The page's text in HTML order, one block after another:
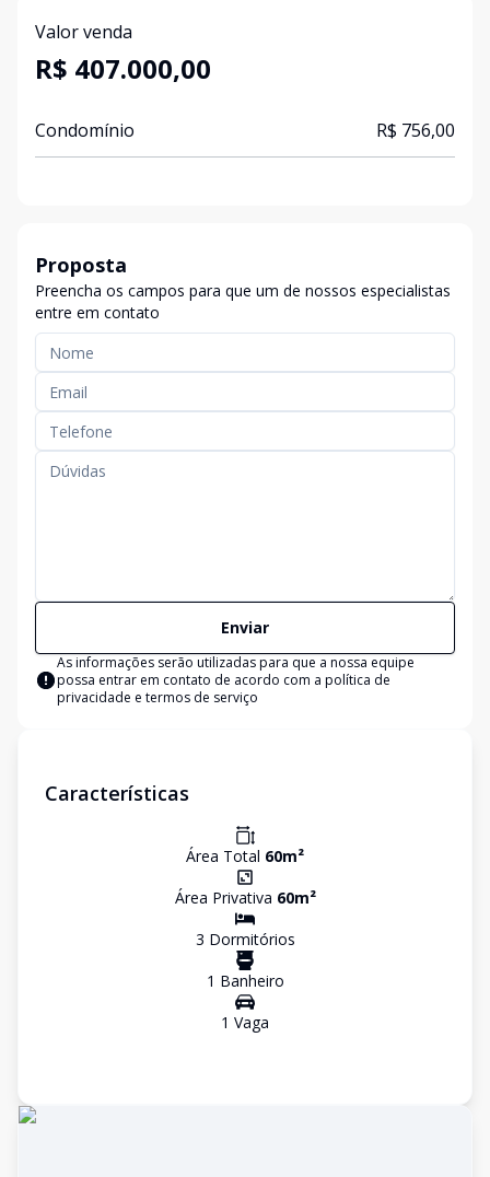
Valor venda
R$ 407.000,00
Condomínio R$ 756,00
Proposta
Preencha os campos para que um de nossos especialistas
entre em contato
Enviar
As informações serão utilizadas para que a nossa equipe
possa entrar em contato de acordo com a política de
privacidade e termos de serviço
Características
Área Total 60m²
Área Privativa 60m²
3 Dormitórios
1 Banheiro
1 Vaga